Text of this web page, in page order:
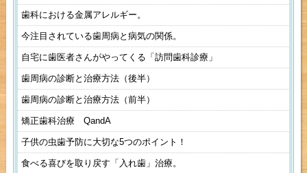
歯科における金属アレルギー。
今注目されている歯周病と病気の関係。
自宅に歯医者さんがやってくる「訪問歯科診療」
歯周病の診断と治療方法（後半）
歯周病の診断と治療方法（前半）
矯正歯科治療 QandA
子供の虫歯予防に大切な5つのポイント！
食べる喜びを取り戻す「入れ歯」治療。